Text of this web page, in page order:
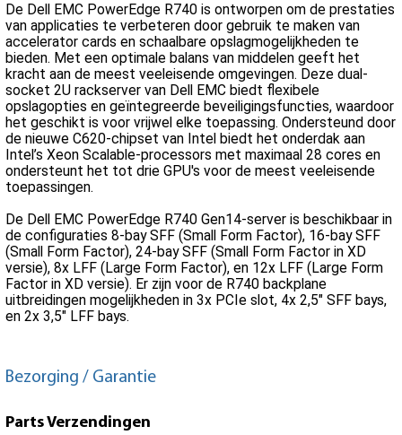
De Dell EMC PowerEdge R740 is ontworpen om de prestaties
van applicaties te verbeteren door gebruik te maken van
accelerator cards en schaalbare opslagmogelijkheden te
bieden. Met een optimale balans van middelen geeft het
kracht aan de meest veeleisende omgevingen. Deze dual-
socket 2U rackserver van Dell EMC biedt flexibele
opslagopties en geïntegreerde beveiligingsfuncties, waardoor
het geschikt is voor vrijwel elke toepassing. Ondersteund door
de nieuwe C620-chipset van Intel biedt het onderdak aan
Intel’s Xeon Scalable-processors met maximaal 28 cores en
ondersteunt het tot drie GPU's voor de meest veeleisende
toepassingen.
De Dell EMC PowerEdge R740 Gen14-server is beschikbaar in
de configuraties 8-bay SFF (Small Form Factor), 16-bay SFF
(Small Form Factor), 24-bay SFF (Small Form Factor in XD
versie), 8x LFF (Large Form Factor), en 12x LFF (Large Form
Factor in XD versie). Er zijn voor de R740 backplane
uitbreidingen mogelijkheden in 3x PCIe slot, 4x 2,5" SFF bays,
en 2x 3,5" LFF bays.
Bezorging / Garantie
Parts Verzendingen